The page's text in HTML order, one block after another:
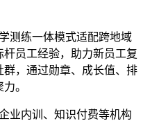
测练一体模式适配跨地域
员工经验，助力新员工复
，通过勋章、成长值、排
。
业内训、知识付费等机构